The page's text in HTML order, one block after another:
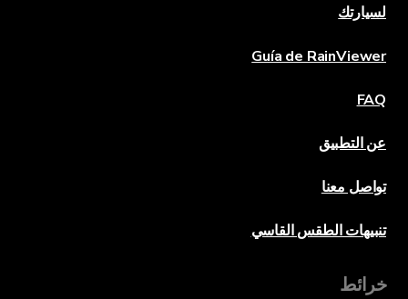
لسيارتك
Guía de RainViewer
FAQ
عن التطبيق
تواصل معنا
تنبيهات الطقس القاسي
خرائط